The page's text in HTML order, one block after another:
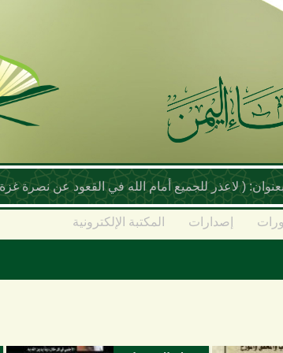
( لاعذر للجميع أمام الله في القعود عن نصرة
إصدارات المكتبة الإلكترونية